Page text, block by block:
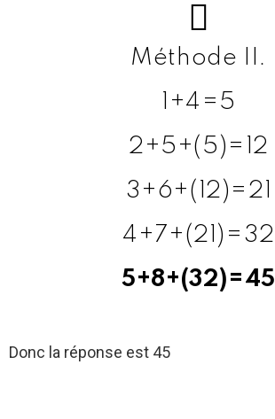
Méthode II.
1+4=5
2+5+(5)=12
3+6+(12)=21
4+7+(21)=32
5+8+(32)=45
Donc la réponse est 45